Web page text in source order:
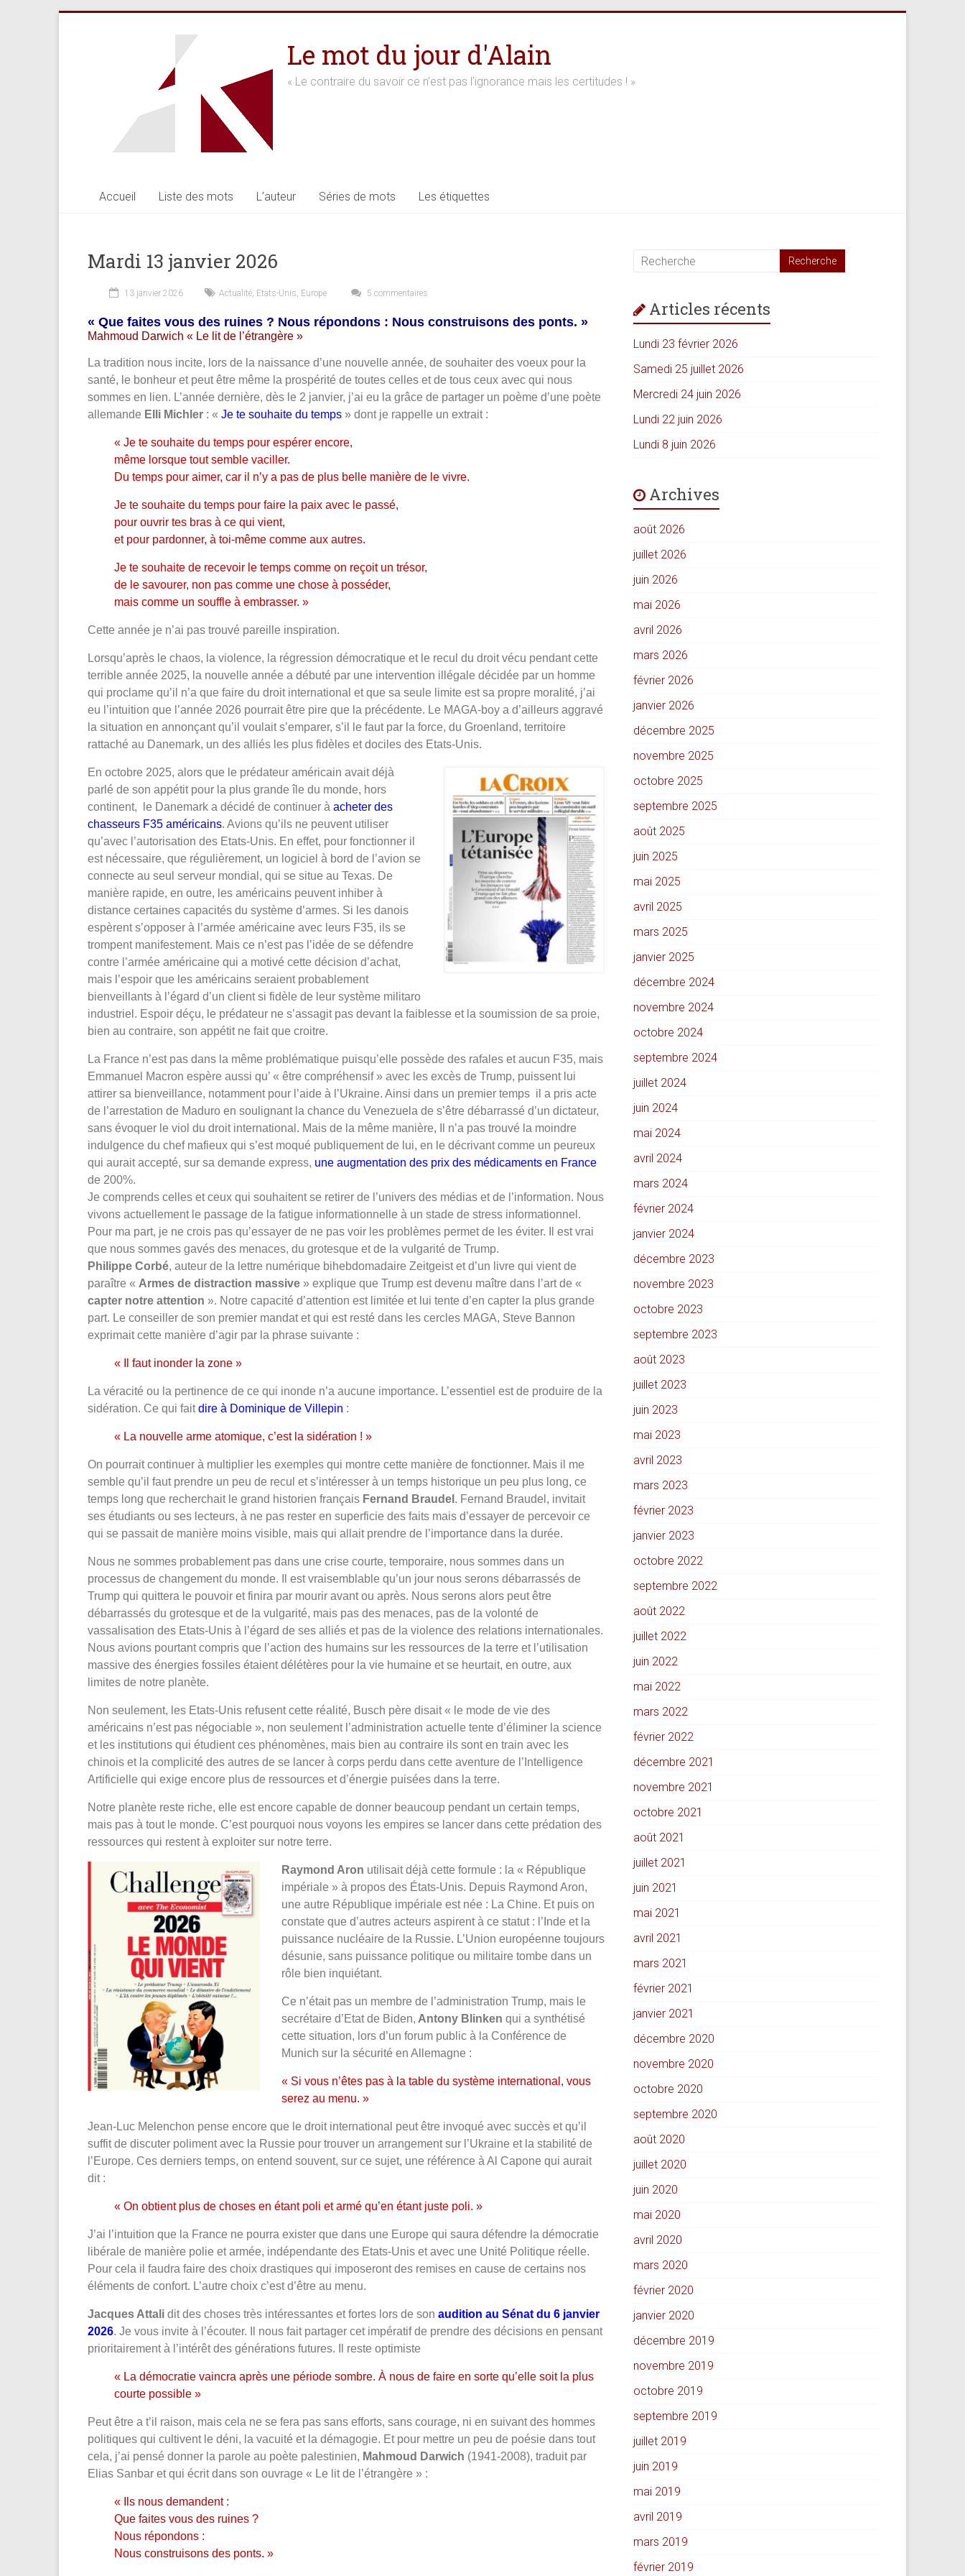
Le mot du jour d'Alain
« Le contraire du savoir ce n’est pas l’ignorance mais les certitudes ! »
Accueil Liste des mots L’auteur Séries de mots Les étiquettes
Mardi 13 janvier 2026
13 janvier 2026 Actualité, Etats-Unis, Europe 5 commentaires
« Que faites vous des ruines ? Nous répondons : Nous construisons des ponts. »
Mahmoud Darwich « Le lit de l’étrangère »
La tradition nous incite, lors de la naissance d’une nouvelle année, de souhaiter des voeux pour la
santé, le bonheur et peut être même la prospérité de toutes celles et de tous ceux avec qui nous
sommes en lien. L’année dernière, dès le 2 janvier, j’ai eu la grâce de partager un poème d’une poète
allemande Elli Michler : « Je te souhaite du temps » dont je rappelle un extrait :
« Je te souhaite du temps pour espérer encore,
même lorsque tout semble vaciller.
Du temps pour aimer, car il n’y a pas de plus belle manière de le vivre.
Je te souhaite du temps pour faire la paix avec le passé,
pour ouvrir tes bras à ce qui vient,
et pour pardonner, à toi-même comme aux autres.
Je te souhaite de recevoir le temps comme on reçoit un trésor,
de le savourer, non pas comme une chose à posséder,
mais comme un souffle à embrasser. »
Cette année je n’ai pas trouvé pareille inspiration.
Lorsqu’après le chaos, la violence, la régression démocratique et le recul du droit vécu pendant cette
terrible année 2025, la nouvelle année a débuté par une intervention illégale décidée par un homme
qui proclame qu’il n’a que faire du droit international et que sa seule limite est sa propre moralité, j’ai
eu l’intuition que l’année 2026 pourrait être pire que la précédente. Le MAGA-boy a d’ailleurs aggravé
la situation en annonçant qu’il voulait s’emparer, s’il le faut par la force, du Groenland, territoire
rattaché au Danemark, un des alliés les plus fidèles et dociles des Etats-Unis.
En octobre 2025, alors que le prédateur américain avait déjà
parlé de son appétit pour la plus grande île du monde, hors
continent, le Danemark a décidé de continuer à acheter des
chasseurs F35 américains. Avions qu’ils ne peuvent utiliser
qu’avec l’autorisation des Etats-Unis. En effet, pour fonctionner il
est nécessaire, que régulièrement, un logiciel à bord de l’avion se
connecte au seul serveur mondial, qui se situe au Texas. De
manière rapide, en outre, les américains peuvent inhiber à
distance certaines capacités du système d’armes. Si les danois
espèrent s’opposer à l’armée américaine avec leurs F35, ils se
trompent manifestement. Mais ce n’est pas l’idée de se défendre
contre l’armée américaine qui a motivé cette décision d’achat,
mais l’espoir que les américains seraient probablement
bienveillants à l’égard d’un client si fidèle de leur système militaro
industriel. Espoir déçu, le prédateur ne s’assagit pas devant la faiblesse et la soumission de sa proie,
bien au contraire, son appétit ne fait que croitre.
La France n’est pas dans la même problématique puisqu’elle possède des rafales et aucun F35, mais
Emmanuel Macron espère aussi qu’ « être compréhensif » avec les excès de Trump, puissent lui
attirer sa bienveillance, notamment pour l’aide à l’Ukraine. Ainsi dans un premier temps il a pris acte
de l’arrestation de Maduro en soulignant la chance du Venezuela de s’être débarrassé d’un dictateur,
sans évoquer le viol du droit international. Mais de la même manière, Il n’a pas trouvé la moindre
indulgence du chef mafieux qui s’est moqué publiquement de lui, en le décrivant comme un peureux
qui aurait accepté, sur sa demande express, une augmentation des prix des médicaments en France
de 200%.
Je comprends celles et ceux qui souhaitent se retirer de l’univers des médias et de l’information. Nous
vivons actuellement le passage de la fatigue informationnelle à un stade de stress informationnel.
Pour ma part, je ne crois pas qu’essayer de ne pas voir les problèmes permet de les éviter. Il est vrai
que nous sommes gavés des menaces, du grotesque et de la vulgarité de Trump.
Philippe Corbé, auteur de la lettre numérique bihebdomadaire Zeitgeist et d’un livre qui vient de
paraître « Armes de distraction massive » explique que Trump est devenu maître dans l’art de «
capter notre attention ». Notre capacité d’attention est limitée et lui tente d’en capter la plus grande
part. Le conseiller de son premier mandat et qui est resté dans les cercles MAGA, Steve Bannon
exprimait cette manière d’agir par la phrase suivante :
« Il faut inonder la zone »
La véracité ou la pertinence de ce qui inonde n’a aucune importance. L’essentiel est de produire de la
sidération. Ce qui faitdire à Dominique de Villepin :
« La nouvelle arme atomique, c’est la sidération ! »
On pourrait continuer à multiplier les exemples qui montre cette manière de fonctionner. Mais il me
semble qu’il faut prendre un peu de recul et s’intéresser à un temps historique un peu plus long, ce
temps long que recherchait le grand historien français Fernand Braudel . Fernand Braudel, invitait
ses étudiants ou ses lecteurs, à ne pas rester en superficie des faits mais d’essayer de percevoir ce
qui se passait de manière moins visible, mais qui allait prendre de l’importance dans la durée.
Nous ne sommes probablement pas dans une crise courte, temporaire, nous sommes dans un
processus de changement du monde. Il est vraisemblable qu’un jour nous serons débarrassés de
Trump qui quittera le pouvoir et finira par mourir avant ou après. Nous serons alors peut être
débarrassés du grotesque et de la vulgarité, mais pas des menaces, pas de la volonté de
vassalisation des Etats-Unis à l’égard de ses alliés et pas de la violence des relations internationales.
Nous avions pourtant compris que l’action des humains sur les ressources de la terre et l’utilisation
massive des énergies fossiles étaient délétères pour la vie humaine et se heurtait, en outre, aux
limites de notre planète.
Non seulement, les Etats-Unis refusent cette réalité, Busch père disait « le mode de vie des
américains n’est pas négociable », non seulement l’administration actuelle tente d’éliminer la science
et les institutions qui étudient ces phénomènes, mais bien au contraire ils sont en train avec les
chinois et la complicité des autres de se lancer à corps perdu dans cette aventure de l’Intelligence
Artificielle qui exige encore plus de ressources et d’énergie puisées dans la terre.
Notre planète reste riche, elle est encore capable de donner beaucoup pendant un certain temps,
mais pas à tout le monde. C’est pourquoi nous voyons les empires se lancer dans cette prédation des
ressources qui restent à exploiter sur notre terre.
Raymond Aron utilisait déjà cette formule : la « République
impériale » à propos des États-Unis. Depuis Raymond Aron,
une autre République impériale est née : La Chine. Et puis on
constate que d’autres acteurs aspirent à ce statut : l’Inde et la
puissance nucléaire de la Russie. L’Union européenne toujours
désunie, sans puissance politique ou militaire tombe dans un
rôle bien inquiétant.
Ce n’était pas un membre de l’administration Trump, mais le
secrétaire d’Etat de Biden, Antony Blinken qui a synthétisé
cette situation, lors d’un forum public à la Conférence de
Munich sur la sécurité en Allemagne :
« Si vous n’êtes pas à la table du système international, vous
serez au menu. »
Jean-Luc Melenchon pense encore que le droit international peut être invoqué avec succès et qu’il
suffit de discuter poliment avec la Russie pour trouver un arrangement sur l’Ukraine et la stabilité de
l’Europe. Ces derniers temps, on entend souvent, sur ce sujet, une référence à Al Capone qui aurait
dit :
« On obtient plus de choses en étant poli et armé qu’en étant juste poli. »
J’ai l’intuition que la France ne pourra exister que dans une Europe qui saura défendre la démocratie
libérale de manière polie et armée, indépendante des Etats-Unis et avec une Unité Politique réelle.
Pour cela il faudra faire des choix drastiques qui imposeront des remises en cause de certains nos
éléments de confort. L’autre choix c’est d’être au menu.
Jacques Attali dit des choses très intéressantes et fortes lors de son audition au Sénat du 6 janvier
2026. Je vous invite à l’écouter. Il nous fait partager cet impératif de prendre des décisions en pensant
prioritairement à l’intérêt des générations futures. Il reste optimiste
« La démocratie vaincra après une période sombre. À nous de faire en sorte qu’elle soit la plus
courte possible »
Peut être a t’il raison, mais cela ne se fera pas sans efforts, sans courage, ni en suivant des hommes
politiques qui cultivent le déni, la vacuité et la démagogie. Et pour mettre un peu de poésie dans tout
cela, j’ai pensé donner la parole au poète palestinien, Mahmoud Darwich (1941-2008), traduit par
Elias Sanbar et qui écrit dans son ouvrage « Le lit de l’étrangère » :
« Ils nous demandent :
Que faites vous des ruines ?
Nous répondons :
Nous construisons des ponts. »
Articles récents
Lundi 23 février 2026
Samedi 25 juillet 2026
Mercredi 24 juin 2026
Lundi 22 juin 2026
Lundi 8 juin 2026
Archives
août 2026
juillet 2026
juin 2026
mai 2026
avril 2026
mars 2026
février 2026
janvier 2026
décembre 2025
novembre 2025
octobre 2025
septembre 2025
août 2025
juin 2025
mai 2025
avril 2025
mars 2025
janvier 2025
décembre 2024
novembre 2024
octobre 2024
septembre 2024
juillet 2024
juin 2024
mai 2024
avril 2024
mars 2024
février 2024
janvier 2024
décembre 2023
novembre 2023
octobre 2023
septembre 2023
août 2023
juillet 2023
juin 2023
mai 2023
avril 2023
mars 2023
février 2023
janvier 2023
octobre 2022
septembre 2022
août 2022
juillet 2022
juin 2022
mai 2022
mars 2022
février 2022
décembre 2021
novembre 2021
octobre 2021
août 2021
juillet 2021
juin 2021
mai 2021
avril 2021
mars 2021
février 2021
janvier 2021
décembre 2020
novembre 2020
octobre 2020
septembre 2020
août 2020
juillet 2020
juin 2020
mai 2020
avril 2020
mars 2020
février 2020
janvier 2020
décembre 2019
novembre 2019
octobre 2019
septembre 2019
juillet 2019
juin 2019
mai 2019
avril 2019
mars 2019
février 2019